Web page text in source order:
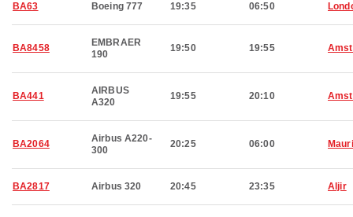
BA63 Boeing 777 19:35 06:50
BA8458
EMBRAER
190
19:50 19:55
BA441
AIRBUS
A320
19:55 20:10
BA2064
Airbus A220-
300
20:25 06:00
BA2817 Airbus 320 20:45 23:35 Aljir